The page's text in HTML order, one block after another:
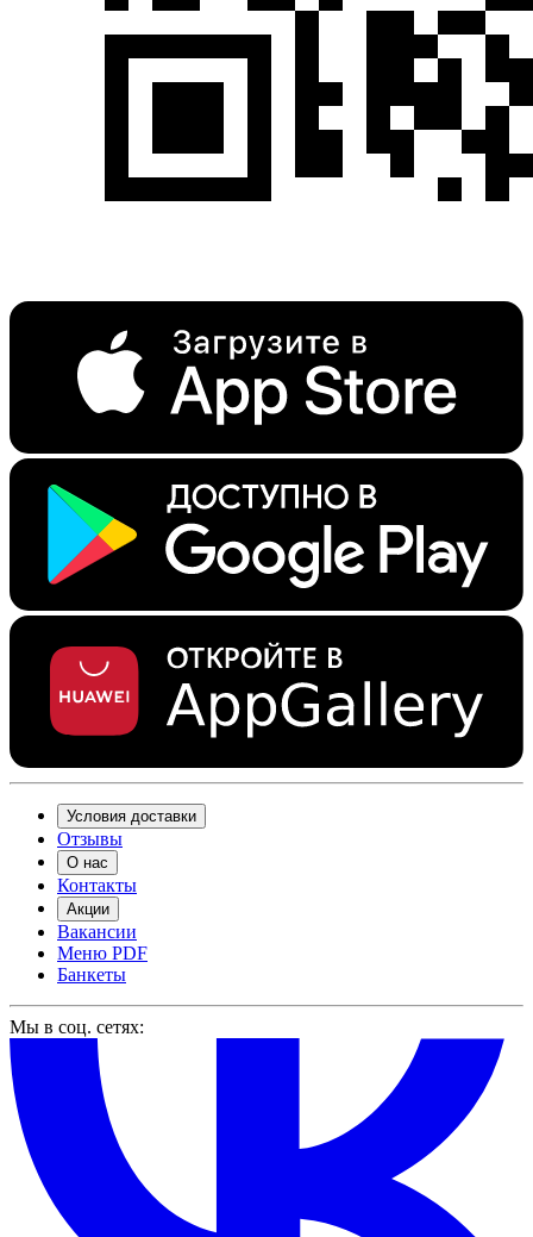
Условия доставки
Отзывы
О нас
Контакты
Акции
Вакансии
Меню PDF
Банкеты
Мы в соц. сетях: